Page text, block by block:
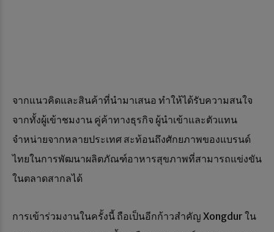
จากแนวคิดและสินค้าที่นำมาเสนอ ทำให้ได้รับความสนใจ
จากทั้งผู้เข้าชมงาน คู่ค้าทางธุรกิจ ผู้นำเข้าและตัวแทน
จำหน่ายจากหลายประเทศ สะท้อนถึงศักยภาพของแบรนด์
ไทยในการพัฒนาผลิตภัณฑ์อาหารสุขภาพที่สามารถแข่งขัน
ในตลาดสากลได้
การเข้าร่วมงานในครั้งนี้ ถือเป็นอีกก้าวสำคัญ Xongdur ใน